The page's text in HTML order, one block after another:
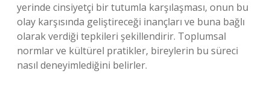
yerinde cinsiyetçi bir tutumla karşılaşması, onun bu
olay karşısında geliştireceği inançları ve buna bağlı
olarak verdiği tepkileri şekillendirir. Toplumsal
normlar ve kültürel pratikler, bireylerin bu süreci
nasıl deneyimlediğini belirler.